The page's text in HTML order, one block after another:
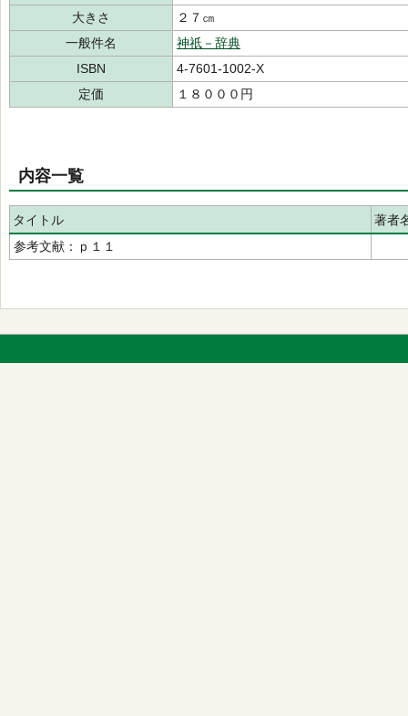
大きさ
２７㎝
一般件名
神祇－辞典
ISBN
4-7601-1002-X
定価
１８０００円
内容一覧
タイトル
著者
参考文献：ｐ１１